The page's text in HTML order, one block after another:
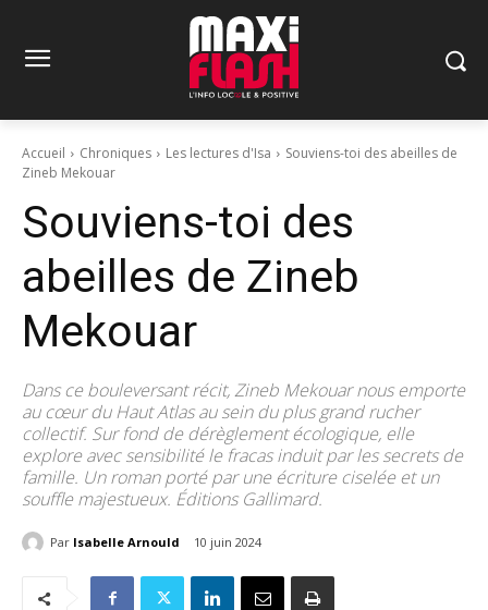
Accueil Chroniques Les lectures d'Isa
Souviens-toi des abeilles de
Zineb Mekouar
Souviens-toi des
abeilles de Zineb
Mekouar
Dans ce bouleversant récit, Zineb Mekouar nous emporte
au cœur du Haut Atlas au sein du plus grand rucher
collectif. Sur fond de dérèglement écologique, elle
explore avec sensibilité le fracas induit par les secrets de
famille. Un roman porté par une écriture ciselée et un
souffle majestueux. Éditions Gallimard.
Par Isabelle Arnould 10 juin 2024